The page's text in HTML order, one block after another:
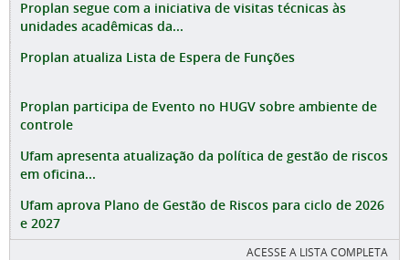
Proplan segue com a iniciativa de visitas técnicas às
unidades acadêmicas da...
Proplan atualiza Lista de Espera de Funções
Proplan participa de Evento no HUGV sobre ambiente de
controle
Ufam apresenta atualização da política de gestão de riscos
em oficina...
Ufam aprova Plano de Gestão de Riscos para ciclo de 2026
e 2027
ACESSE A LISTA COMPLETA